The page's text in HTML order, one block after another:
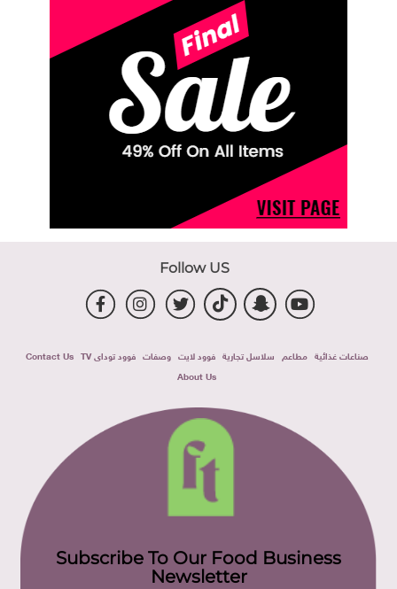
Follow US
صناعات غذائية مطاعم سلاسل تجارية فوود لايت وصفات فوود توداى TV
Contact Us
About Us
Subscribe To Our Food Business
Newsletter